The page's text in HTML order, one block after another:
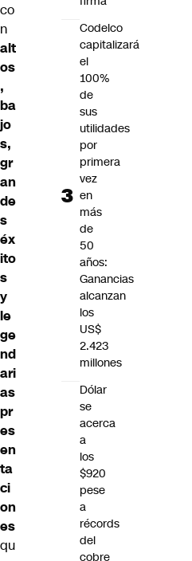
co
n
alt
os
,
ba
jo
s,
gr
an
de
s
éx
ito
s
y
le
ge
nd
ari
as
pr
es
en
ta
ci
on
es
qu
Codelco
capitalizará
el
100%
de
sus
utilidades
por
primera
vez
en
más
de
50
años:
Ganancias
alcanzan
los
US$
2.423
millones
Dólar
se
acerca
a
los
$920
pese
a
récords
del
cobre